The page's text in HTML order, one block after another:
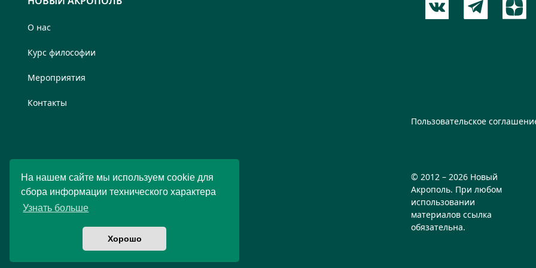
На нашем сайте мы используем cookie для
сбора информации технического характера
Узнать больше
Хорошо
О нас
Курс философии
Мероприятия
Контакты
Пользовательское
© 2012 – 2026 Новый
Акрополь. При любом
использовании
материалов ссылка
обязательна.